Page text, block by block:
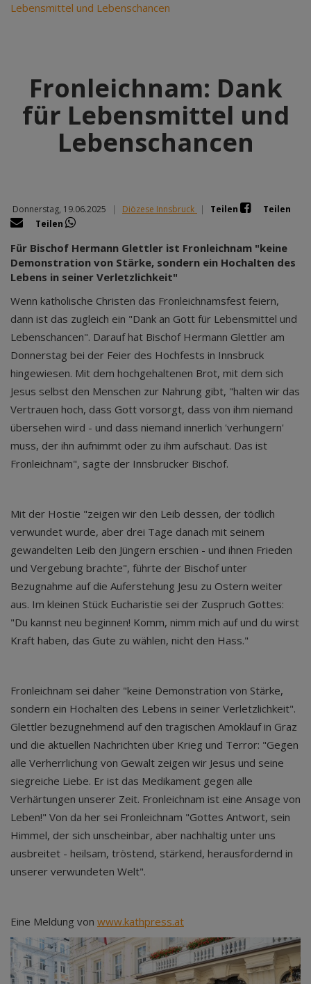
Lebensmittel und Lebenschancen
Fronleichnam: Dank
für Lebensmittel und
Lebenschancen
Donnerstag, 19.06.2025 | Diözese Innsbruck | Teilen
Teilen
Teilen
Für Bischof Hermann Glettler ist Fronleichnam "keine
Demonstration von Stärke, sondern ein Hochalten des
Lebens in seiner Verletzlichkeit"
Wenn katholische Christen das Fronleichnamsfest feiern,
dann ist das zugleich ein "Dank an Gott für Lebensmittel und
Lebenschancen". Darauf hat Bischof Hermann Glettler am
Donnerstag bei der Feier des Hochfests in Innsbruck
hingewiesen. Mit dem hochgehaltenen Brot, mit dem sich
Jesus selbst den Menschen zur Nahrung gibt, "halten wir das
Vertrauen hoch, dass Gott vorsorgt, dass von ihm niemand
übersehen wird - und dass niemand innerlich 'verhungern'
muss, der ihn aufnimmt oder zu ihm aufschaut. Das ist
Fronleichnam", sagte der Innsbrucker Bischof.
Mit der Hostie "zeigen wir den Leib dessen, der tödlich
verwundet wurde, aber drei Tage danach mit seinem
gewandelten Leib den Jüngern erschien - und ihnen Frieden
und Vergebung brachte", führte der Bischof unter
Bezugnahme auf die Auferstehung Jesu zu Ostern weiter
aus. Im kleinen Stück Eucharistie sei der Zuspruch Gottes:
"Du kannst neu beginnen! Komm, nimm mich auf und du wirst
Kraft haben, das Gute zu wählen, nicht den Hass."
Fronleichnam sei daher "keine Demonstration von Stärke,
sondern ein Hochalten des Lebens in seiner Verletzlichkeit".
Glettler bezugnehmend auf den tragischen Amoklauf in Graz
und die aktuellen Nachrichten über Krieg und Terror: "Gegen
alle Verherrlichung von Gewalt zeigen wir Jesus und seine
siegreiche Liebe. Er ist das Medikament gegen alle
Verhärtungen unserer Zeit. Fronleichnam ist eine Ansage von
Leben!" Von da her sei Fronleichnam "Gottes Antwort, sein
Himmel, der sich unscheinbar, aber nachhaltig unter uns
ausbreitet - heilsam, tröstend, stärkend, herausfordernd in
unserer verwundeten Welt".
Eine Meldung von www.kathpress.at